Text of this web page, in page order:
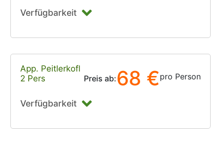
Verfügbarkeit
App. Peitlerkofl
2 Pers
Preis ab:68 €pro Person
Verfügbarkeit